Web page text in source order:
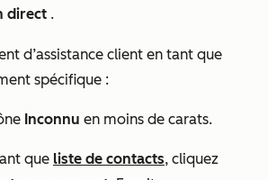
direct .
d’assistance client en tant que
spécifique :
Inconnu en moins de carats.
que liste de contacts, cliquez